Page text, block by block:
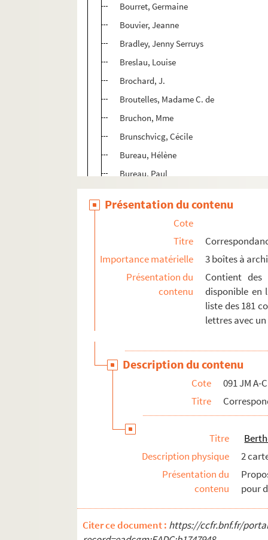
Bourret, Germaine
Bouvier, Jeanne
Bradley, Jenny Serruys
Breslau, Louise
Brochard, J.
Broutelles, Madame C. de
Bruchon, Mme
Brunschvicg, Cécile
Bureau, Hélène
Bureau, Paul
Butureanu, Maria C.
Callias, Suzanne de
Calmette, Gaston
Cantacuzene, Princesse Alexandrina
Casevitz, Thérèse
Chevalley, Lucie
Cremnitz, Marguerite
Cruppi, Louise
091 JM D-O. Correspondants de D à O
091 JM P-Z. Correspondants de P à Z
Présentation du contenu
Cote
Titre
Importance matérielle
3 boîtes à
Présentation du
contenu
Contient
disponible en
liste des 181
lettres avec
Description du contenu
Cote
091 JM A-C
Titre
Titre
Description physique
2
Présentation du
contenu
pour
Citer ce document : https://ccfr.bnf.fr/